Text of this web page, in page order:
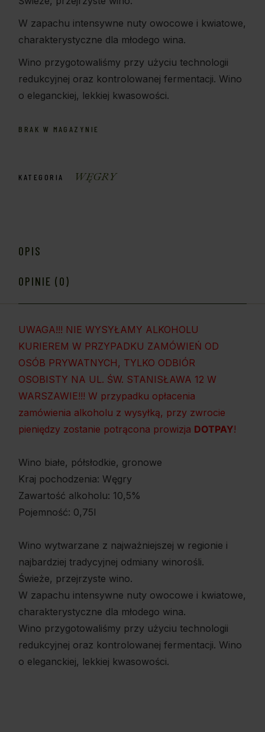
W zapachu intensywne nuty owocowe i kwiatowe,
charakterystyczne dla młodego wina.
Wino przygotowaliśmy przy użyciu technologii
redukcyjnej oraz kontrolowanej fermentacji. Wino
o eleganckiej, lekkiej kwasowości.
BRAK W MAGAZYNIE
KATEGORIA WĘGRY
OPIS
OPINIE (0)
UWAGA!!! NIE WYSYŁAMY ALKOHOLU
KURIEREM W PRZYPADKU ZAMÓWIEŃ OD
OSÓB PRYWATNYCH, TYLKO ODBIÓR
OSOBISTY NA UL. ŚW. STANISŁAWA 12 W
WARSZAWIE!!! W przypadku opłacenia
zamówienia alkoholu z wysyłką, przy zwrocie
pieniędzy zostanie potrącona prowizja DOTPAY!
Wino białe, półsłodkie, gronowe
Kraj pochodzenia: Węgry
Zawartość alkoholu: 10,5%
Pojemność: 0,75l
Wino wytwarzane z najważniejszej w regionie i
najbardziej tradycyjnej odmiany winorośli.
Świeże, przejrzyste wino.
W zapachu intensywne nuty owocowe i kwiatowe,
charakterystyczne dla młodego wina.
Wino przygotowaliśmy przy użyciu technologii
redukcyjnej oraz kontrolowanej fermentacji. Wino
o eleganckiej, lekkiej kwasowości.